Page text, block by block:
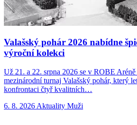
Valašský pohár 2026 nabídne
výroční kolekci
Už 21. a 22. srpna 2026 se v ROBE
mezinárodní turnaj Valašský pohár, který
konfrontaci čtyř kvalitních…
6. 8. 2026 Aktuality Muži